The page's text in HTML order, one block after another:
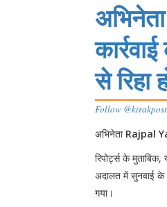
से रिहा
Follow
अभिनेता Rajpal
रिपोर्ट्स के
अदालत में सुनवाई के
गया।